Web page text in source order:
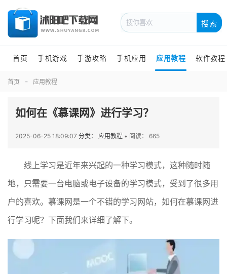
搜索
首页 手机游戏 手游攻略 手机应用 应用教程 软件教程
首页 应用教程
如何在《慕课网》进行学习？
2025-06-25 18:09:07 分类： 应用教程 • 阅读： 665
线上学习是近年来兴起的一种学习模式，这种随时随
地，只需要一台电脑或电子设备的学习模式，受到了很多用
户的喜欢。慕课网是一个不错的学习网站，如何在慕课网进
行学习呢？下面我们来详细了解下。